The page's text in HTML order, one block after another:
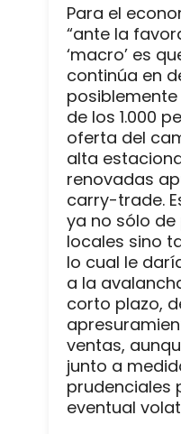
Para el
“ante la
‘macro’ es
continúa en
de los 1.000
oferta del
alta
renovadas
carry-trade.
ya no sólo
locales sino
lo cual le
a la
corto plazo,
ventas,
junto a
prudenciales
eventual